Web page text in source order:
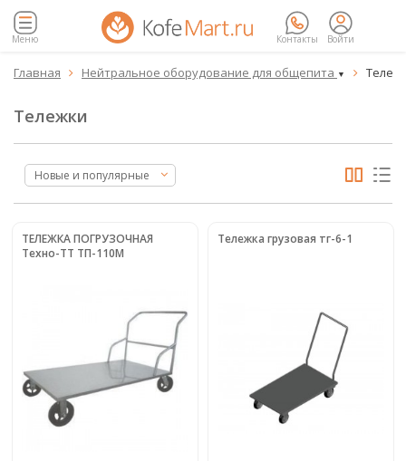
Меню Контакты Войти
Главная  Нейтральное оборудование для общепита ▼ 
Тележки
Новые и популярные
ТЕЛЕЖКА ПОГРУЗОЧНАЯ
Техно-ТТ ТП-110М
Тележка грузовая тг-6-1